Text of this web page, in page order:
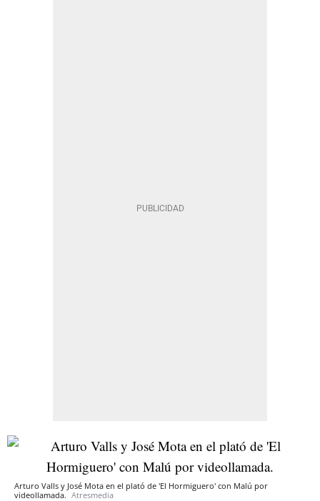
Arturo Valls y José Mota en el plató de 'El Hormiguero' con Malú por
videollamada. Atresmedia